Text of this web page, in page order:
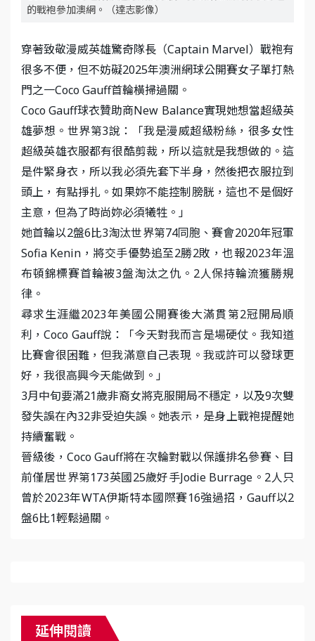
的戰袍參加澳網。（達志影像）
穿著致敬漫威英雄驚奇隊長（Captain Marvel）戰袍有
很多不便，但不妨礙2025年澳洲網球公開賽女子單打熱
門之一Coco Gauff首輪橫掃過關。
Coco Gauff球衣贊助商New Balance實現她想當超級英
雄夢想。世界第3說：「我是漫威超級粉絲，很多女性
超級英雄衣服都有很酷剪裁，所以這就是我想做的。這
是件緊身衣，所以我必須先套下半身，然後把衣服拉到
頭上，有點掙扎。如果妳不能控制膀胱，這也不是個好
主意，但為了時尚妳必須犧牲。」
她首輪以2盤6比3淘汰世界第74同胞、賽會2020年冠軍
Sofia Kenin，將交手優勢追至2勝2敗，也報2023年溫
布頓錦標賽首輪被3盤淘汰之仇。2人保持輪流獲勝規
律。
尋求生涯繼2023年美國公開賽後大滿貫第2冠開局順
利，Coco Gauff說：「今天對我而言是場硬仗。我知道
比賽會很困難，但我滿意自己表現。我或許可以發球更
好，我很高興今天能做到。」
3月中旬要滿21歲非裔女將克服開局不穩定，以及9次雙
發失誤在內32非受迫失誤。她表示，是身上戰袍提醒她
持續奮戰。
晉級後，Coco Gauff將在次輪對戰以保護排名參賽、目
前僅居世界第173英國25歲好手Jodie Burrage。2人只
曾於2023年WTA伊斯特本國際賽16強過招，Gauff以2
盤6比1輕鬆過關。
延伸閱讀